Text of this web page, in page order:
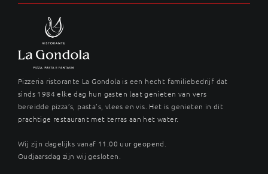
Pizzeria ristorante La Gondola is een hecht familiebedrijf dat
sinds 1984 elke dag hun gasten laat genieten van vers
bereidde pizza’s, pasta’s, vlees en vis. Het is genieten in dit
prachtige restaurant met terras aan het water.
Wij zijn dagelijks vanaf 11.00 uur geopend.
Oudjaarsdag zijn wij gesloten.